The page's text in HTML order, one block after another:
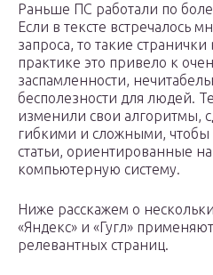
Раньше ПС работали по
Если в тексте встречалось
запроса, то такие
практике это привело к
заспамленности,
бесполезности для людей.
изменили свои алгоритмы,
гибкими и сложными,
статьи, ориентированные
компьютерную систему.
Ниже расскажем о
«Яндекс» и «Гугл»
релевантных страниц.